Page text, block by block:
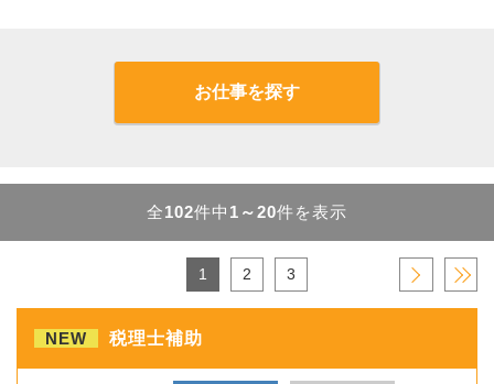
お仕事を探す
全102件中 1～20件を表示
1 2 3 › »
NEW 税理士補助